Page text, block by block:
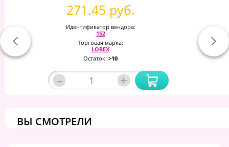
271.45 руб.
Идентификатор вендора:
152
Торговая марка:
LOREX
Остаток: >10
– +
ВЫ СМОТРЕЛИ